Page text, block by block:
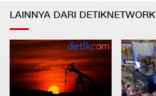
LAINNYA DARI DETIKNETWORK